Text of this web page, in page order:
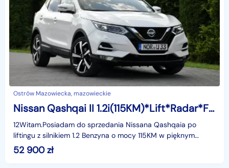
Ostrów Mazowiecka, mazowieckie
Nissan Qashqai II 1.2i(115KM)*Lift*Radar*Full Led*Navi*Kamery360*Skóry*Panorama*Alu19"
12Witam.Posiadam do sprzedania Nissana Qashqaia po
liftingu z silnikiem 1.2 Benzyna o mocy 115KM w pięknym
białym kolorze , w najbogatszej wersji wyposażenia i
52 900zł